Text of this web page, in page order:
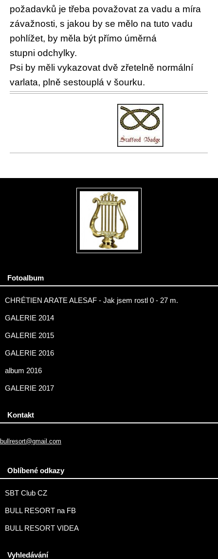
požadavků je třeba považovat za vadu a míra
závažnosti, s jakou by se mělo na tuto vadu
pohlížet, by měla být přímo úměrná
stupni odchylky.
Psi by měli vykazovat dvě zřetelně normální
varlata, plně sestouplá v šourku.
Fotoalbum
CHRÉTIEN ARATE ALESAF - Jak jsem rostl 0 - 27 m.
GALERIE 2014
GALERIE 2015
GALERIE 2016
album 2016
GALERIE 2017
Kontakt
bullresort@gmail.com
Oblíbené odkazy
SBT Club CZ
BULL RESORT na FB
BULL RESORT VIDEA
Vyhledávání